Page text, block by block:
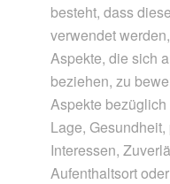
besteht, dass
verwendet
Aspekte, die sich
beziehen, zu
Aspekte
Lage,
Interessen,
Aufenthaltsort